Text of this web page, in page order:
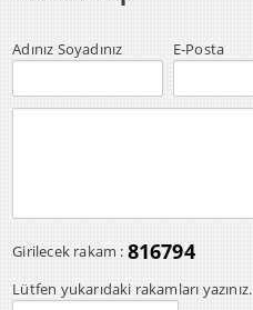
Adınız Soyadınız E-Posta
Girilecek rakam : 816794
Lütfen yukarıdaki rakamları yazınız.